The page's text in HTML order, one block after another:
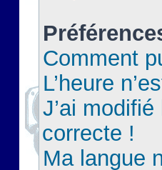
Comment
L’heure
J’ai
correcte !
Ma langue